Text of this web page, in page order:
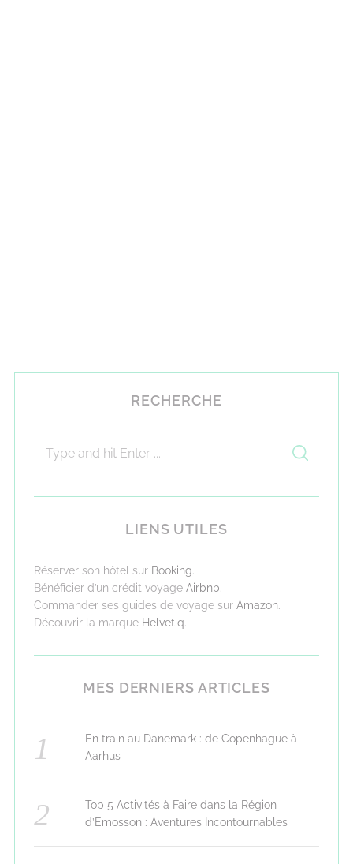
RECHERCHE
LIENS UTILES
Réserver son hôtel sur Booking.
Bénéficier d’un crédit voyage Airbnb.
Commander ses guides de voyage sur Amazon.
Découvrir la marque Helvetiq.
MES DERNIERS ARTICLES
En train au Danemark : de Copenhague à
Aarhus
Top 5 Activités à Faire dans la Région
d’Emosson : Aventures Incontournables